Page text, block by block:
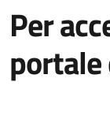
Per